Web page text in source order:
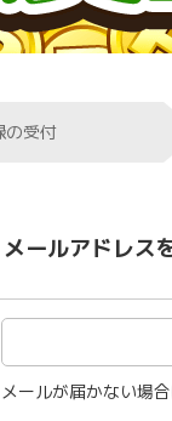
の受付
メールアドレス
メールが届かない場